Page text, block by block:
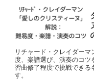
リチャード・クレイダー
度、楽譜選び、演奏のコ
習曲修了程度で挑戦できる
す。